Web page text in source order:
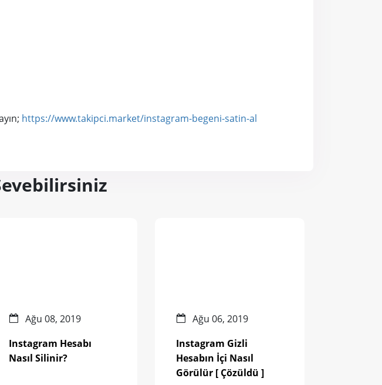
https://www.takipci.market/instagram-begeni-satin-al
Ağu 08, 2019
Instagram Hesabı
Nasıl Silinir?
Ağu 06, 2019
Instagram Gizli
Hesabın İçi Nasıl
Görülür [ Çözüldü ]